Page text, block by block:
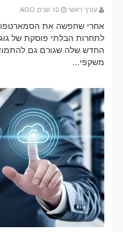
עורך ראשי
אחרי שחפשה את
לתחרות הבלתי פוסקת של
החדש שלה שגורם גם
משקפי...